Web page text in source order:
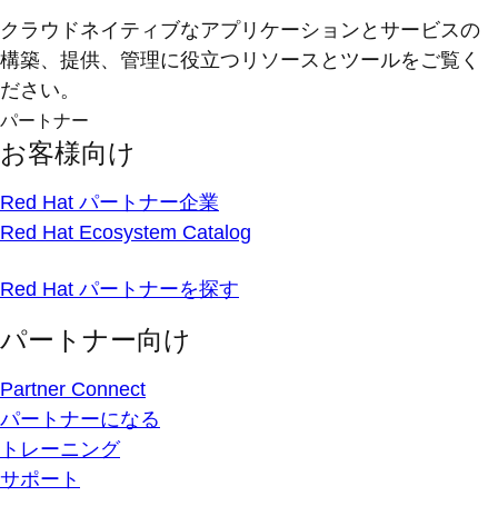
クラウドネイティブなアプリケーションとサービスの
構築、提供、管理に役立つリソースとツールをご覧く
ださい。
パートナー
お客様向け
Red Hat パートナー企業
Red Hat Ecosystem Catalog
Red Hat パートナーを探す
パートナー向け
Partner Connect
パートナーになる
トレーニング
サポート